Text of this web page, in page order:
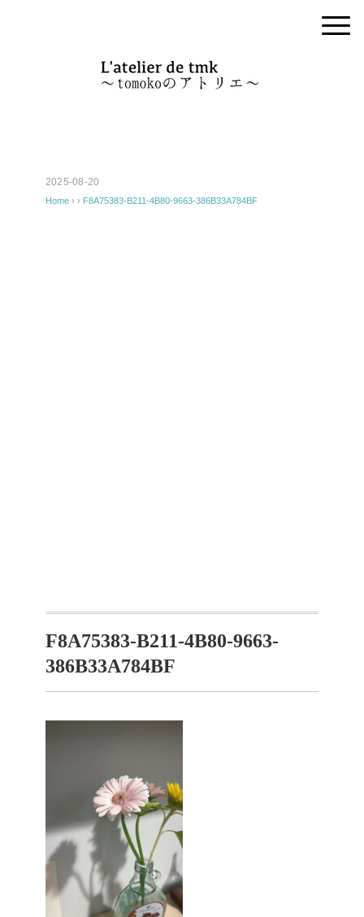
2025-08-20
Home › › F8A75383-B211-4B80-9663-386B33A784BF
F8A75383-B211-4B80-9663-
386B33A784BF